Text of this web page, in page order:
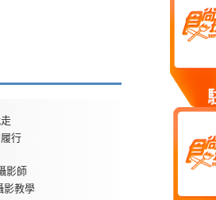
行
影師
影教學